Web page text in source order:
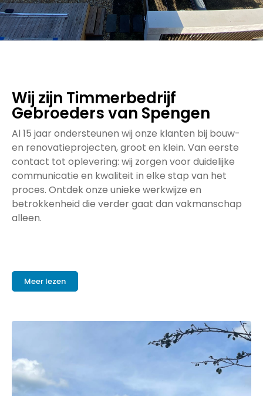
Wij zijn Timmerbedrijf
Gebroeders van Spengen
Al 15 jaar ondersteunen wij onze klanten bij bouw-
en renovatieprojecten, groot en klein. Van eerste
contact tot oplevering: wij zorgen voor duidelijke
communicatie en kwaliteit in elke stap van het
proces. Ontdek onze unieke werkwijze en
betrokkenheid die verder gaat dan vakmanschap
alleen.
Meer lezen